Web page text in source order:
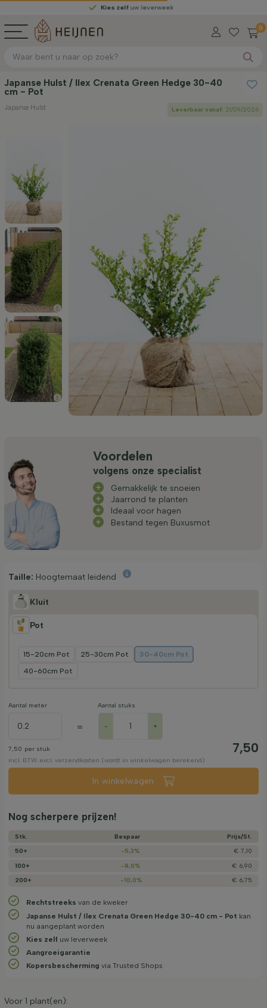
Kies zelfuw leverweek
0
Japanse Hulst / Ilex Crenata Green Hedge 30-40
cm - Pot
Japanse Hulst Leverbaar vanaf: 21/09/2026
Voordelen
volgens onze specialist
Gemakkelijk te snoeien
Jaarrond te planten
Ideaal voor hagen
Bestand tegen Buxusmot
Taille: Hoogtemaat leidend
Pot
Kluit
15-20cm Pot 25-30cm Pot
30-40cm Pot
40-60cm Pot
Aantal meter
=
Aantal stuks
- +
7,50 per stuk 7,50
incl. BTW. excl. verzendkosten (wordt in winkelwagen berekend)
In winkelwagen
Nog scherpere prijzen!
Stk. Bespaar
Prijs/­St.
50+
-5,3%
€ 7,10
100+
-8,0%
€ 6,90
200+
-10,0% € 6,75
Rechtstreeks van de kweker
Japanse Hulst / Ilex Crenata Green Hedge 30-40 cm - Pot kan
nu aangeplant worden
Kies zelf uw leverweek
Aangroeigarantie
Kopersbescherming via Trusted Shops
Voor 1 plant(en):